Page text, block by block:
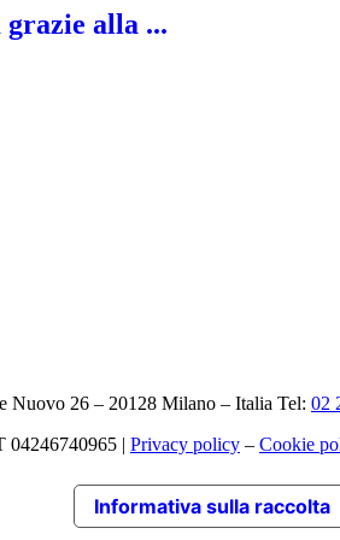
alla ...
Nuovo 26 – 20128 Milano – Italia Tel: 02
| Privacy policy – Cookie
Informativa sulla raccolta